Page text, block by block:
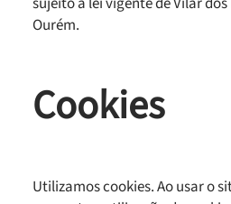
Ourém.
Cookies
Utilizamos cookies. Ao usar o